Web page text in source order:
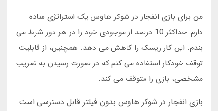
من برای بازی انفجار در شوکر هاوس یک استراتژی ساده
دارم: حداکثر 10 درصد از موجودی خود را در هر دور شرط می
بندم. این کار ریسک را کاهش می دهد. همچنین، از قابلیت
توقف خودکار استفاده می کنم که در صورت رسیدن به ضریب
مشخصی، بازی را متوقف می کند.
بازی انفجار در شوکر هاوس بدون فیلتر قابل دسترسی است.